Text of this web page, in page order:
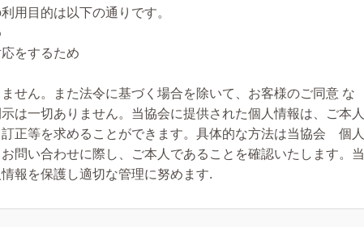
用目的は以下の通りです。
をするため
せん。また法令に基づく場合を除いて、お客様のご同意 な
は一切ありません。当協会に提供された個人情報は、ご本人
正等を求めることができます。具体的な方法は当協会 個人
問い合わせに際し、ご本人であることを確認いたします。当
報を保護し適切な管理に努めます.